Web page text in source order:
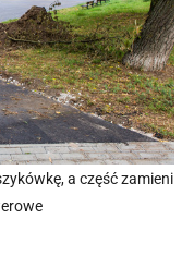
a część zamieni